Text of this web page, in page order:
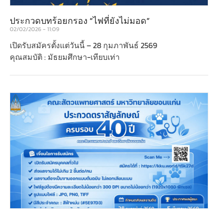
ประกวดบทร้อยกรอง “ไฟที่ยังไม่มอด”
02/02/2026 11:09
เปิดรับสมัครตั้งแต่วันนี้ – 28 กุมภาพันธ์ 2569
คุณสมบัติ : มัธยมศึกษา-เทียบเท่า